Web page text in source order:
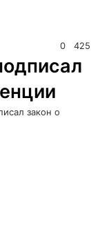
0 425
закон о